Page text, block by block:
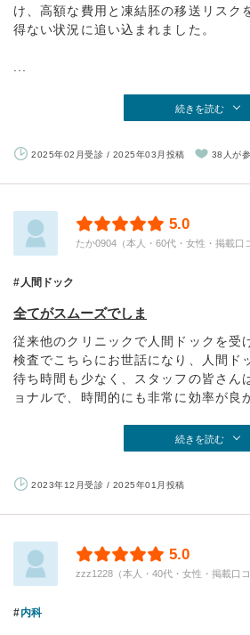
け、高額な費用と凍結胚の移送リスク
得ない状況に追い込まれました。
続きを読む
2025年02月受診 / 2025年03月投稿 38人が
5.0
たか0904（本人・60代・女性・掲載口
人間ドック
全てがスムーズでしま
従来他のクリニックで人間ドックを受
検査でこちらにお世話になり、人間ド
待ち時間も少なく、スタッフの皆さん
ョナルで、時間的にも非常に効率が良
続きを読む
2023年12月受診 / 2025年01月投稿
5.0
zzz1228（本人・40代・女性・掲載口コ
内科